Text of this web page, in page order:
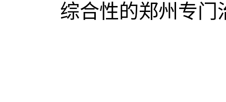
综合性的郑州专门